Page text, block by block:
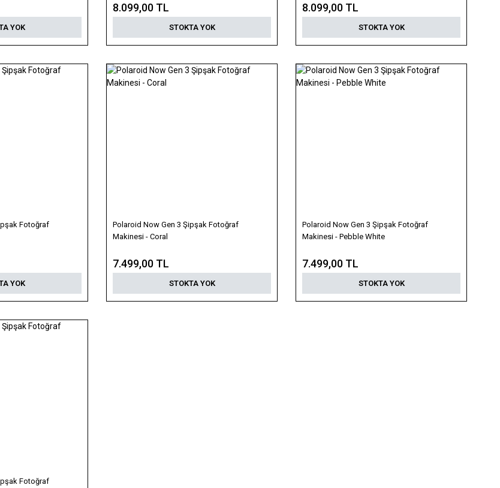
YOK
8.099,00 TL
STOKTA YOK
8.099,00 TL
STOKTA YOK
Fotoğraf
YOK
Polaroid Now Gen 3 Şipşak Fotoğraf
Makinesi - Coral
7.499,00 TL
STOKTA YOK
Polaroid Now Gen 3 Şipşak Fotoğraf
Makinesi - Pebble White
7.499,00 TL
STOKTA YOK
Fotoğraf